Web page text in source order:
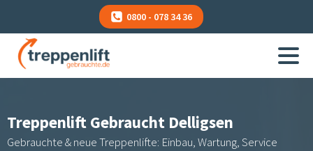
0800 - 078 34 36
Treppenlift Gebraucht Delligsen
Gebrauchte & neue Treppenlifte: Einbau, Wartung, Service